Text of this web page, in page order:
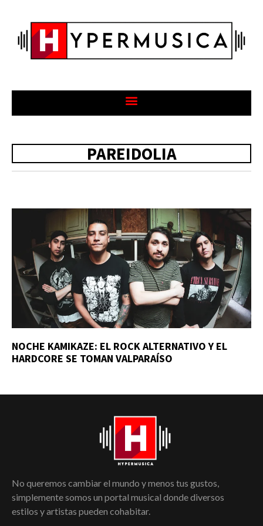
PAREIDOLIA
NOCHE KAMIKAZE: EL ROCK ALTERNATIVO Y EL
HARDCORE SE TOMAN VALPARAÍSO
No queremos cambiar el mundo y menos tus gustos,
simplemente somos un portal musical donde diversos
estilos y artistas pueden cohabitar.